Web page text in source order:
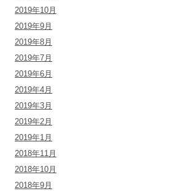
2019年10月
2019年9月
2019年8月
2019年7月
2019年6月
2019年4月
2019年3月
2019年2月
2019年1月
2018年11月
2018年10月
2018年9月